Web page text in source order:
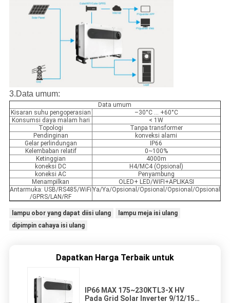
3.Data umum:
Data umum
Kisaran suhu pengoperasian
–30°C ... +60°C
Konsumsi daya malam hari
< 1W
Topologi
Tanpa transformer
Pendinginan
konveksi alami
Gelar perlindungan
IP66
Kelembaban relatif
0~100%
Ketinggian
4000m
koneksi DC
H4/MC4 (Opsional)
koneksi AC
Penyambung
Menampilkan
OLED+ LED/WIFI+APLIKASI
Antarmuka: USB/RS485/WiFi
/GPRS/LAN/RF
Ya/Ya/Opsional/Opsional/Opsional/Opsional
lampu obor yang dapat diisi ulang
lampu meja isi ulang
dipimpin cahaya isi ulang
Dapatkan Harga Terbaik untuk
IP66 MAX 175~230KTL3-X HV
Pada Grid Solar Inverter 9/12/15